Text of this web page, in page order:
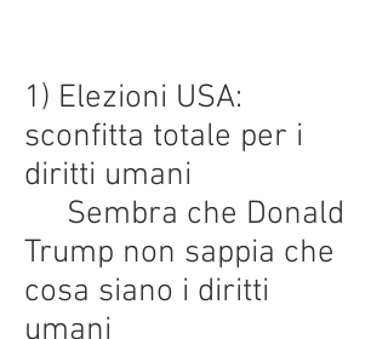
1) Elezioni USA:
sconfitta totale per i
diritti umani
Sembra che Donald
Trump non sappia che
cosa siano i diritti
umani